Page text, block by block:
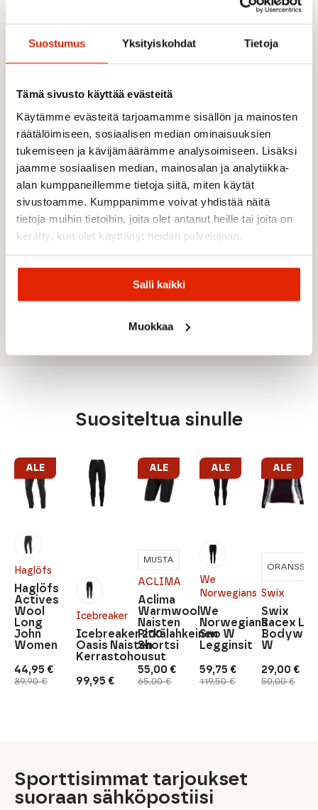
Suostumus Yksityiskohdat Tietoja
Tämä sivusto käyttää evästeitä
Käytämme evästeitä tarjoamamme sisällön ja mainosten
räätälöimiseen, sosiaalisen median ominaisuuksien
tukemiseen ja kävijämäärämme analysoimiseen. Lisäksi
jaamme sosiaalisen median, mainosalan ja analytiikka-
alan kumppaneillemme tietoja siitä, miten käytät
sivustoamme. Kumppanimme voivat yhdistää näitä
tietoja muihin tietoihin, joita olet antanut heille tai joita on
kerätty, kun olet käyttänyt heidän palvelujaan.
Salli kaikki
Muokkaa
Elastiset olkaimet mukavaan istuvuuteen
Kosteutta siirtävä ja nopeasti kuivuva
Miellyttävä ihoa vasten (next-to-skin
Leveä alaresori lisää tukea ja mukavuutta
Irrotettavat kupit
Painettu logo
Värikäs ja sporttinen design
Paino: 230 g
Vähintään 50 % valmistettu kierrätetyistä
synteettisistä materiaaleista
Materiaalit
Päämateriaali: 78 % polyesteri, 22 % elastaani
Kontrastimateriaali: 78 % polyesteri, 22 %
elastaani
Vuori: 100 % polyesteri
Suositeltua sinulle
Haglöfs
ALE
89,90€
Alkuperäinen
44,95 €
Nykyinen
Haglöfs
Actives
Wool
Long
John
Women
Icebreaker
99,95 €
Icebreaker 200
Oasis Naisten
Kerrastohousut
ACLIMA
ALE
65,00€
Alkuperäinen
55,00 €
Nykyinen
Aclima
Warmwool
Naisten
Pitkälahkeinen
Shortsi
MUSTA
We
Norwegians
ALE
119,50€
Alkuperäinen
59,75 €
Nykyinen
We
Norwegians
Sno W
Legginsit
Swix
ALE
50,00€
29,00 €
Nykyinen
Swix
Racex Ls
W
ORANSSI
Sporttisimmat tarjoukset
suoraan sähköpostiisi